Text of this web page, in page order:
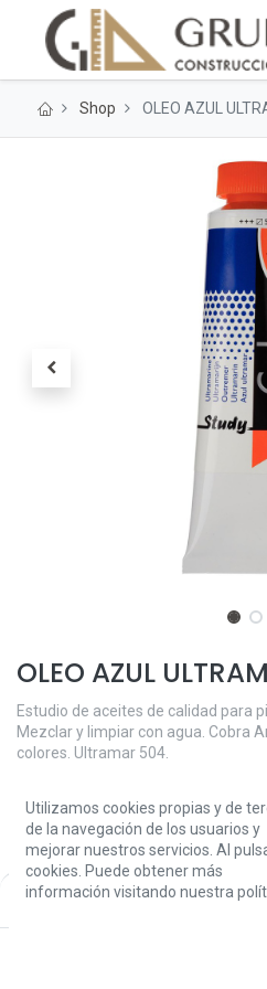
Price:
Shop OLEO AZUL
OLEO AZUL
Estudio de aceites de calidad para
Mezclar y limpiar con agua. Cobra
colores. Ultramar 504.
6,70€
Add
Utilizamos cookies propias y de
de la navegación de los usuarios y
mejorar nuestros servicios. Al
cookies. Puede obtener más
información visitando nuestra